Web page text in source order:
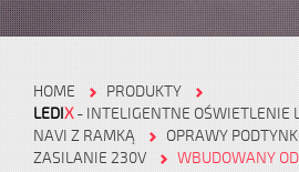
HOME
PRODUKTY
LEDIX- INTELIGENTNE OŚWIETLENIE
NAVI Z RAMKĄ
OPRAWY
ZASILANIE 230V
WBUDOWANY